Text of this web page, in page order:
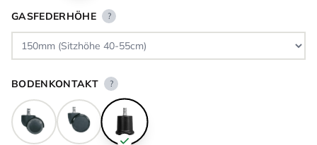
GASFEDERHÖHE ?
BODENKONTAKT ?